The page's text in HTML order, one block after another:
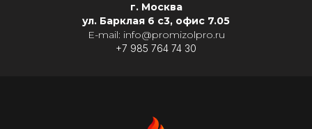
г. Москва
ул. Барклая 6 с3, офис 7.05
E-mail: info@promizolpro.ru
+7 985 764 74 30